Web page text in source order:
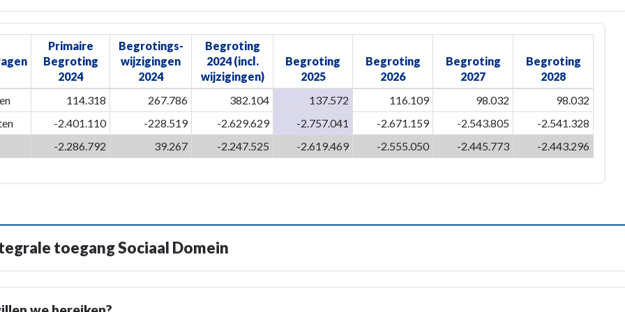
Primaire
Begroting
2024
Begrotings-
wijzigingen
2024
Begroting
2024 (incl.
wijzigingen)
Begroting
2025
Begroting
2026
Begroting
2027
Begroting
2028
114.318 267.786 382.104 137.572 116.109 98.032
98.032
-2.401.110 -228.519 -2.629.629 -2.757.041 -2.671.159 -2.543.805
-2.541.328
-2.286.792 39.267 -2.247.525 -2.619.469 -2.555.050 -2.445.773 -2.443.296
toegang Sociaal Domein